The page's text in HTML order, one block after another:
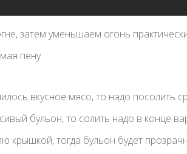
затем уменьшаем огонь
пену.
вкусное мясо, то надо посолить
бульон, то солить надо в конце
крышкой, тогда бульон будет